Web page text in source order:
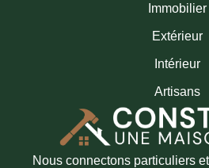
Immobilier
Extérieur
Intérieur
Artisans
Nous connectons particuliers